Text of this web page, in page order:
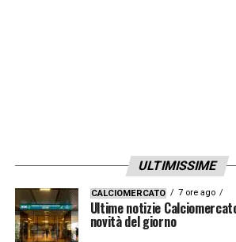
LA PLAYLIST DELLE NOSTRE
ULTIMISSIME
CALCIOMERCATO 7 ore ago
Ultime notizie
novità del giorno